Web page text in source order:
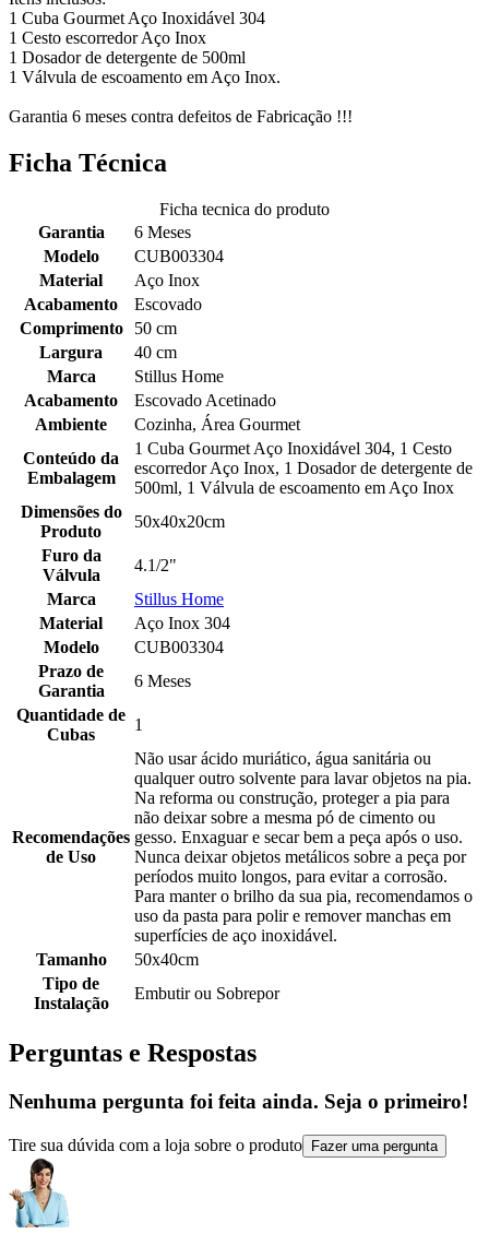
1 Cuba Gourmet Aço Inoxidável 304
1 Cesto escorredor Aço Inox
1 Dosador de detergente de 500ml
1 Válvula de escoamento em Aço Inox.
Garantia 6 meses contra defeitos de Fabricação !!!
Ficha Técnica
Ficha tecnica do produto
Garantia
6 Meses
Modelo
CUB003304
Material
Aço Inox
Acabamento
Escovado
Comprimento
50 cm
Largura
40 cm
Marca
Stillus Home
Acabamento
Escovado Acetinado
Ambiente
Cozinha, Área Gourmet
Conteúdo da
Embalagem
1 Cuba Gourmet Aço Inoxidável 304, 1 Cesto
escorredor Aço Inox, 1 Dosador de detergente de
500ml, 1 Válvula de escoamento em Aço Inox
Dimensões do
Produto
50x40x20cm
Furo da
Válvula
4.1/2"
Marca
Stillus Home
Material
Aço Inox 304
Modelo
CUB003304
Prazo de
Garantia
6 Meses
Quantidade de
Cubas
1
Recomendações
de Uso
Não usar ácido muriático, água sanitária ou
qualquer outro solvente para lavar objetos na pia.
Na reforma ou construção, proteger a pia para
não deixar sobre a mesma pó de cimento ou
gesso. Enxaguar e secar bem a peça após o uso.
Nunca deixar objetos metálicos sobre a peça por
períodos muito longos, para evitar a corrosão.
Para manter o brilho da sua pia, recomendamos o
uso da pasta para polir e remover manchas em
superfícies de aço inoxidável.
Tamanho
50x40cm
Tipo de
Instalação
Embutir ou Sobrepor
Perguntas e Respostas
Nenhuma pergunta foi feita ainda. Seja o primeiro!
Tire sua dúvida com a loja sobre o produto Fazer uma pergunta